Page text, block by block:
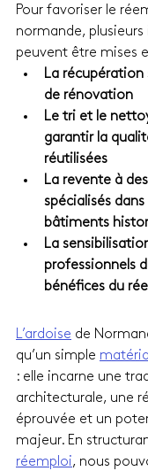
Pour favoriser le
normande,
peuvent être mises
La récupération
de rénovation
Le tri et le
garantir la
réutilisées
La revente à
spécialisés
bâtiments
La
professionnels
bénéfices du
L’ardoise de
qu’un simple
: elle incarne une
architecturale, une
éprouvée et un
majeur. En
réemploi, nous